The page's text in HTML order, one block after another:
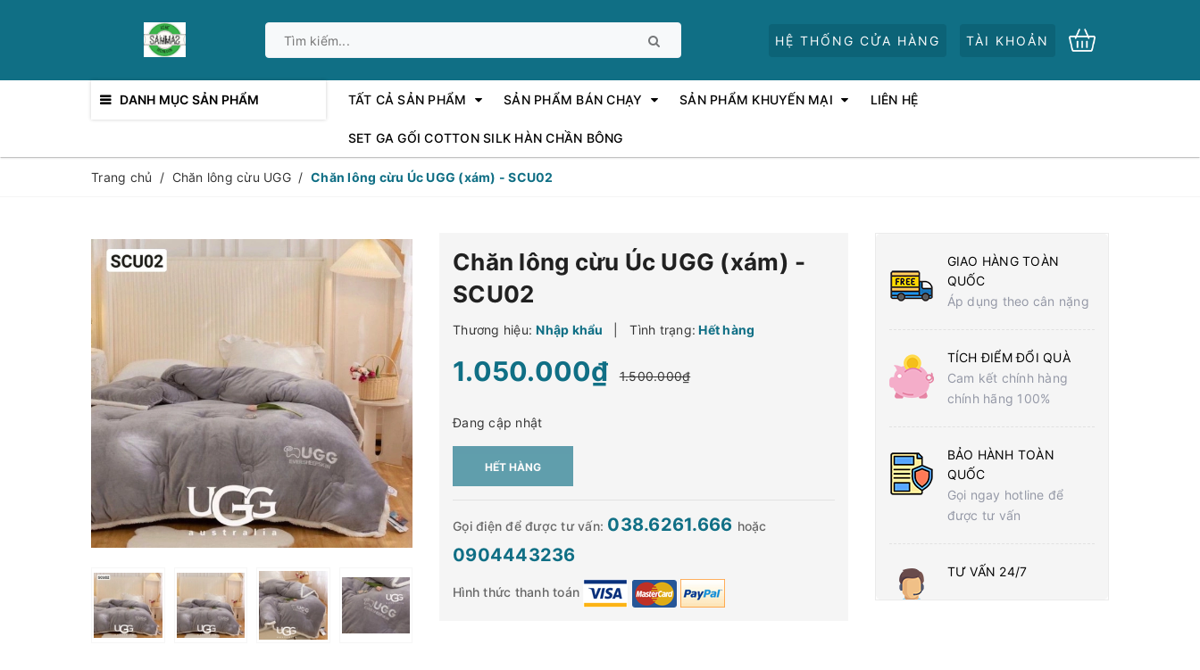
HỆ THỐNG CỬA HÀNG TÀI KHOẢN
DANH MỤC SẢN PHẨM TẤT CẢ SẢN PHẨM SẢN PHẨM BÁN CHẠY SẢN PHẨM KHUYẾN MẠI LIÊN HỆ
SET GA GỐI COTTON SILK HÀN CHẦN BÔNG
Trang chủ / Chăn lông cừu UGG / Chăn lông cừu Úc UGG (xám) - SCU02
Chăn lông cừu Úc UGG (xám) -
SCU02
Thương hiệu: Nhập khẩu Tình trạng: Hết hàng
1.050.000₫ 1.500.000₫
Đang cập nhật
HẾT HÀNG
Gọi điện để được tư vấn: 038.6261.666 hoặc
0904443236
Hình thức thanh toán
GIAO HÀNG TOÀN
QUỐC
Áp dụng theo cân nặng
TÍCH ĐIỂM ĐỔI QUÀ
Cam kết chính hàng
chính hãng 100%
BẢO HÀNH TOÀN
QUỐC
Gọi ngay hotline để
được tư vấn
TƯ VẤN 24/7